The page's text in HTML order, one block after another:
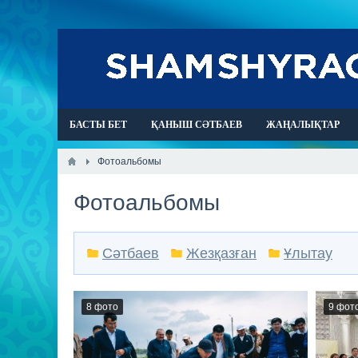
БАСТЫ БЕТ ҚАНЫШ СӘТБАЕВ ЖАҢАЛЫҚТАР
Фотоальбомы
Фотоальбомы
Сәтбаев Жезқазған Ұлытау
8 фото 9